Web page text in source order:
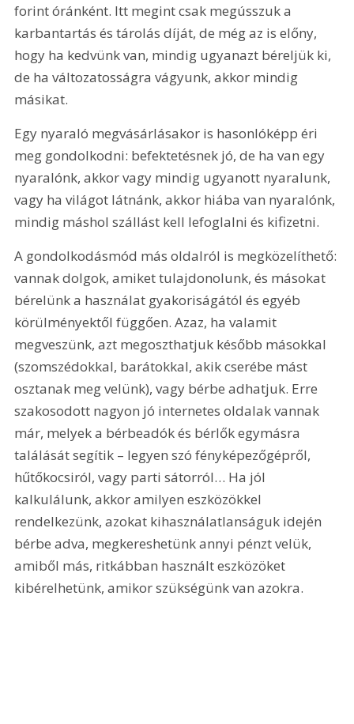
forint óránként. Itt megint csak megússzuk a
karbantartás és tárolás díját, de még az is előny,
hogy ha kedvünk van, mindig ugyanazt béreljük ki,
de ha változatosságra vágyunk, akkor mindig
másikat.
Egy nyaraló megvásárlásakor is hasonlóképp éri
meg gondolkodni: befektetésnek jó, de ha van egy
nyaralónk, akkor vagy mindig ugyanott nyaralunk,
vagy ha világot látnánk, akkor hiába van nyaralónk,
mindig máshol szállást kell lefoglalni és kifizetni.
A gondolkodásmód más oldalról is megközelíthető:
vannak dolgok, amiket tulajdonolunk, és másokat
bérelünk a használat gyakoriságától és egyéb
körülményektől függően. Azaz, ha valamit
megveszünk, azt megoszthatjuk később másokkal
(szomszédokkal, barátokkal, akik cserébe mást
osztanak meg velünk), vagy bérbe adhatjuk. Erre
szakosodott nagyon jó internetes oldalak vannak
már, melyek a bérbeadók és bérlők egymásra
találását segítik – legyen szó fényképezőgépről,
hűtőkocsiról, vagy parti sátorról… Ha jól
kalkulálunk, akkor amilyen eszközökkel
rendelkezünk, azokat kihasználatlanságuk idején
bérbe adva, megkereshetünk annyi pénzt velük,
amiből más, ritkábban használt eszközöket
kibérelhetünk, amikor szükségünk van azokra.